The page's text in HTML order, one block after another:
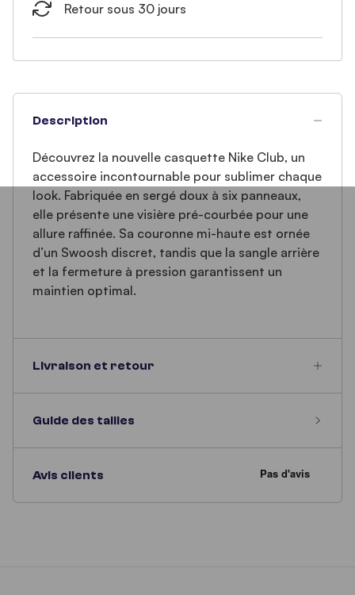
Retour sous 30 jours
Description
Découvrez la nouvelle casquette Nike Club, un
accessoire incontournable pour sublimer chaque
look. Fabriquée en sergé doux à six panneaux,
elle présente une visière pré-courbée pour une
allure raffinée. Sa couronne mi-haute est ornée
d’un Swoosh discret, tandis que la sangle arrière
et la fermeture à pression garantissent un
maintien optimal.
Livraison et retour
Guide des tailles
Avis clients